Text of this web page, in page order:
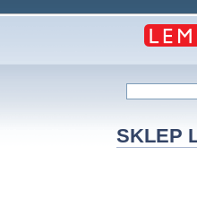
SKLEP